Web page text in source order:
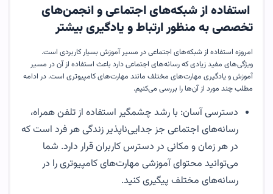
استفاده از شبکه‌های اجتماعی و انجمن‌های
تخصصی به منظور ارتباط و یادگیری بیشتر
امروزه استفاده از شبکه‌های اجتماعی در مسیر آموزش بسیار کاربردی است.
ویژگی‌های مفید زیادی که رسانه‌های اجتماعی دارد باعث استفاده از آن در مسیر
آموزش و یادگیری مهارت‌های مختلف مانند مهارت‌های کامپیوتری است. در ادامه
مطلب چند مورد از آن‌ها را بررسی می‌کنیم.
دسترسی آسان: با رشد چشمگیر استفاده از تلفن همراه،
رسانه‌های اجتماعی جز جدایی‌ناپذیر زندگی هر فرد است که
در هر زمان و مکانی در دسترس کاربران قرار دارد. شما
می‌توانید محتوای آموزشی مهارت‌های کامپیوتری را در
رسانه‌های مختلف پیگیری کنید.